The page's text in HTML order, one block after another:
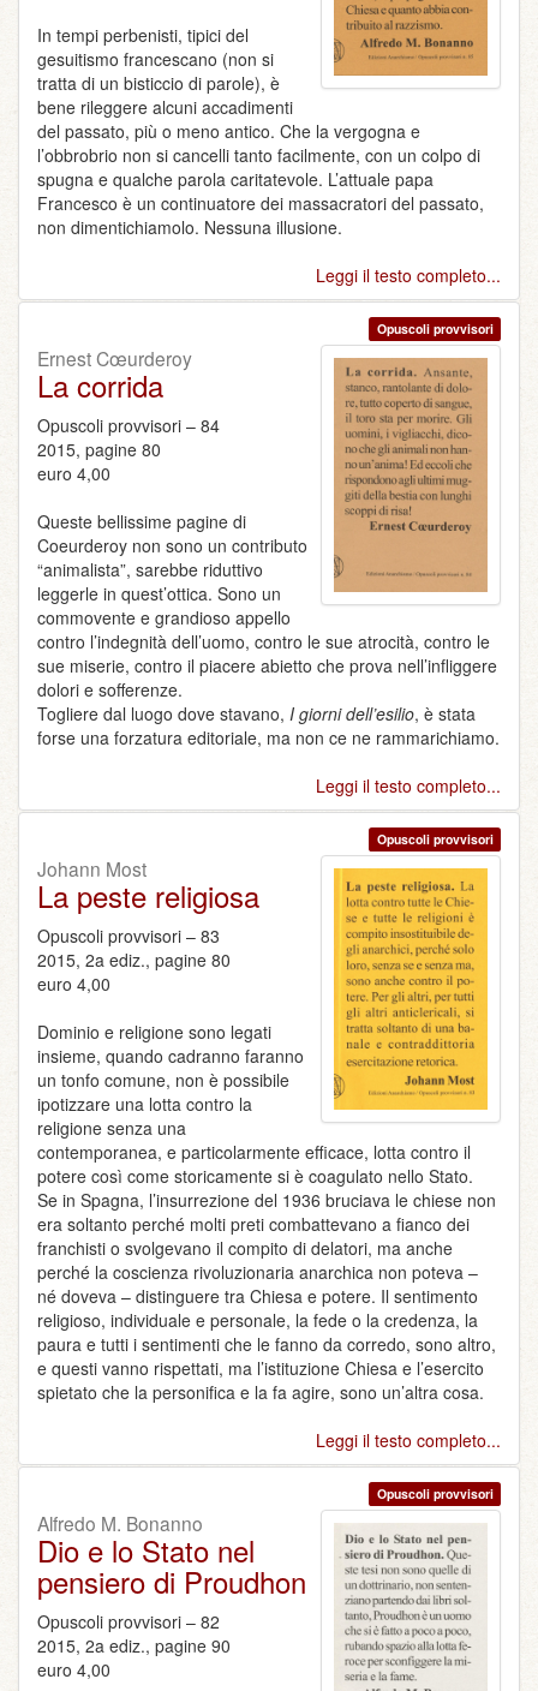
In tempi perbenisti, tipici del
gesuitismo francescano (non si
tratta di un bisticcio di parole), è
bene rileggere alcuni accadimenti
del passato, più o meno antico. Che la vergogna e
l’obbrobrio non si cancelli tanto facilmente, con un colpo di
spugna e qualche parola caritatevole. L’attuale papa
Francesco è un continuatore dei massacratori del passato,
non dimentichiamolo. Nessuna illusione.
Leggi il testo completo...
Opuscoli provvisori
Ernest Cœurderoy
La corrida
Opuscoli provvisori – 84
2015, pagine 80
euro 4,00
Queste bellissime pagine di
Coeurderoy non sono un contributo
“animalista”, sarebbe riduttivo
leggerle in quest’ottica. Sono un
commovente e grandioso appello
contro l’indegnità dell’uomo, contro le sue atrocità, contro le
sue miserie, contro il piacere abietto che prova nell’infliggere
dolori e sofferenze.
Togliere dal luogo dove stavano, I giorni dell’esilio, è stata
forse una forzatura editoriale, ma non ce ne rammarichiamo.
Leggi il testo completo...
Opuscoli provvisori
Johann Most
La peste religiosa
Opuscoli provvisori – 83
2015, 2a ediz., pagine 80
euro 4,00
Dominio e religione sono legati
insieme, quando cadranno faranno
un tonfo comune, non è possibile
ipotizzare una lotta contro la
religione senza una
contemporanea, e particolarmente efficace, lotta contro il
potere così come storicamente si è coagulato nello Stato.
Se in Spagna, l’insurrezione del 1936 bruciava le chiese non
era soltanto perché molti preti combattevano a fianco dei
franchisti o svolgevano il compito di delatori, ma anche
perché la coscienza rivoluzionaria anarchica non poteva –
né doveva – distinguere tra Chiesa e potere. Il sentimento
religioso, individuale e personale, la fede o la credenza, la
paura e tutti i sentimenti che le fanno da corredo, sono altro,
e questi vanno rispettati, ma l’istituzione Chiesa e l’esercito
spietato che la personifica e la fa agire, sono un’altra cosa.
Leggi il testo completo...
Opuscoli provvisori
Alfredo M. Bonanno
Dio e lo Stato nel
pensiero di Proudhon
Opuscoli provvisori – 82
2015, 2a ediz., pagine 90
euro 4,00